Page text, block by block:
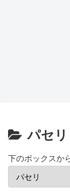
パセリ
下のボックスか